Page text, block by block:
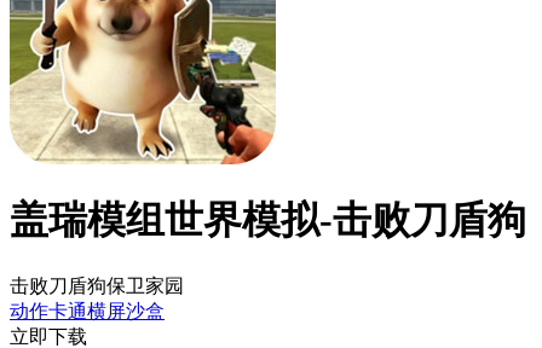
盖瑞模组世界模拟-击败刀盾狗
击败刀盾狗保卫家园
动作卡通横屏沙盒
立即下载